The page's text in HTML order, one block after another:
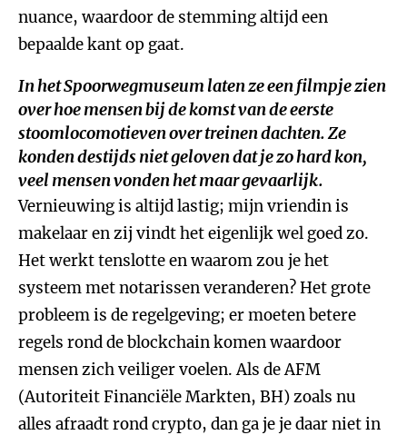
nuance, waardoor de stemming altijd een
bepaalde kant op gaat.
In het Spoorwegmuseum laten ze een filmpje zien
over hoe mensen bij de komst van de eerste
stoomlocomotieven over treinen dachten. Ze
konden destijds niet geloven dat je zo hard kon,
veel mensen vonden het maar gevaarlijk.
Vernieuwing is altijd lastig; mijn vriendin is
makelaar en zij vindt het eigenlijk wel goed zo.
Het werkt tenslotte en waarom zou je het
systeem met notarissen veranderen? Het grote
probleem is de regelgeving; er moeten betere
regels rond de blockchain komen waardoor
mensen zich veiliger voelen. Als de AFM
(Autoriteit Financiële Markten, BH) zoals nu
alles afraadt rond crypto, dan ga je je daar niet in